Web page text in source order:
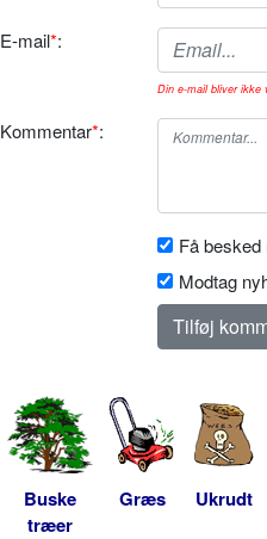
E-mail*:
Din e-mail bliver ikke
Kommentar*:
Få
Modtag
Buske
træer
Græs Ukrudt